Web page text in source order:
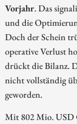
Vorjahr. Das
und die
Doch der Schein
operative Verlust
drückt die Bilanz.
nicht vollständig
geworden.
Mit 802 Mio. USD